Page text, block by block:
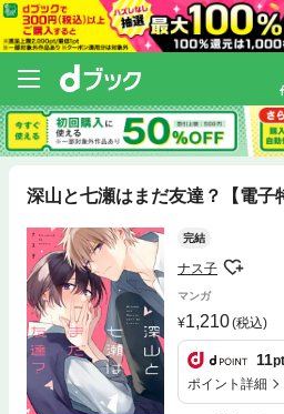
深山と七瀬はまだ友達？【電子
完結
ナス子
マンガ
1,210(税込)
11pt
ポイント詳細